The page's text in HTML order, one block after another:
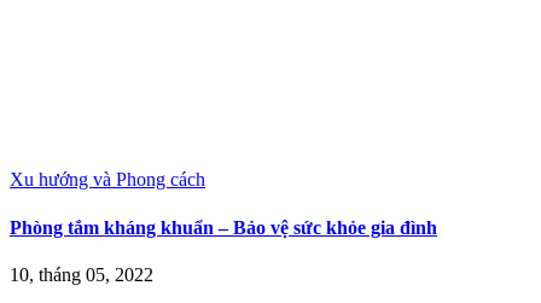
Xu hướng và Phong cách
Phòng tắm kháng khuẩn – Bảo vệ sức khỏe gia đình
10, tháng 05, 2022